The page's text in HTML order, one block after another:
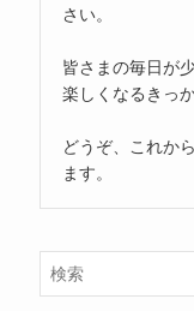
さい。
皆さまの毎日が
楽しくなるきっ
どうぞ、これか
ます。